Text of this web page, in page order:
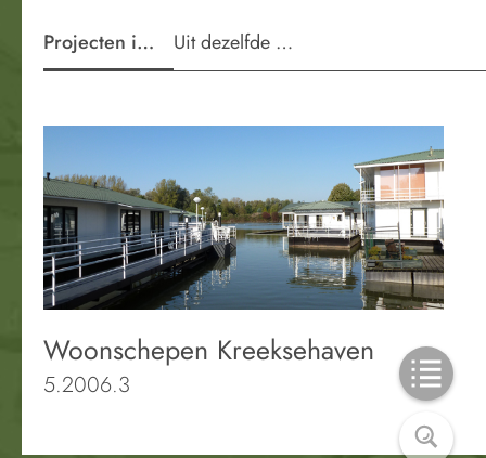
Projecten in de wijkUit dezelfde periode
Woonschepen Kreeksehaven
5.2006.3